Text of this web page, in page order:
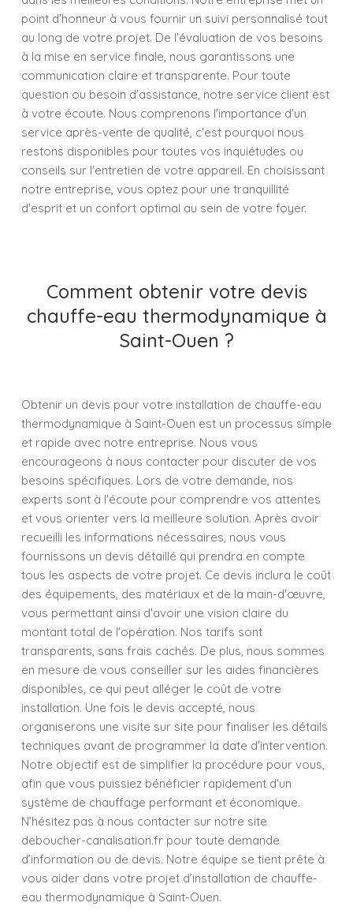
point d'honneur à vous fournir un suivi personnalisé tout
au long de votre projet. De l'évaluation de vos besoins
à la mise en service finale, nous garantissons une
communication claire et transparente. Pour toute
question ou besoin d'assistance, notre service client est
à votre écoute. Nous comprenons l'importance d'un
service après-vente de qualité, c'est pourquoi nous
restons disponibles pour toutes vos inquiétudes ou
conseils sur l'entretien de votre appareil. En choisissant
notre entreprise, vous optez pour une tranquillité
d'esprit et un confort optimal au sein de votre foyer.
Comment obtenir votre devis
chauffe-eau thermodynamique à
Saint-Ouen ?
Obtenir un devis pour votre installation de chauffe-eau
thermodynamique à Saint-Ouen est un processus simple
et rapide avec notre entreprise. Nous vous
encourageons à nous contacter pour discuter de vos
besoins spécifiques. Lors de votre demande, nos
experts sont à l'écoute pour comprendre vos attentes
et vous orienter vers la meilleure solution. Après avoir
recueilli les informations nécessaires, nous vous
fournissons un devis détaillé qui prendra en compte
tous les aspects de votre projet. Ce devis inclura le coût
des équipements, des matériaux et de la main-d'œuvre,
vous permettant ainsi d'avoir une vision claire du
montant total de l'opération. Nos tarifs sont
transparents, sans frais cachés. De plus, nous sommes
en mesure de vous conseiller sur les aides financières
disponibles, ce qui peut alléger le coût de votre
installation. Une fois le devis accepté, nous
organiserons une visite sur site pour finaliser les détails
techniques avant de programmer la date d'intervention.
Notre objectif est de simplifier la procédure pour vous,
afin que vous puissiez bénéficier rapidement d'un
système de chauffage performant et économique.
N’hésitez pas à nous contacter sur notre site
deboucher-canalisation.fr pour toute demande
d’information ou de devis. Notre équipe se tient prête à
vous aider dans votre projet d’installation de chauffe-
eau thermodynamique à Saint-Ouen.